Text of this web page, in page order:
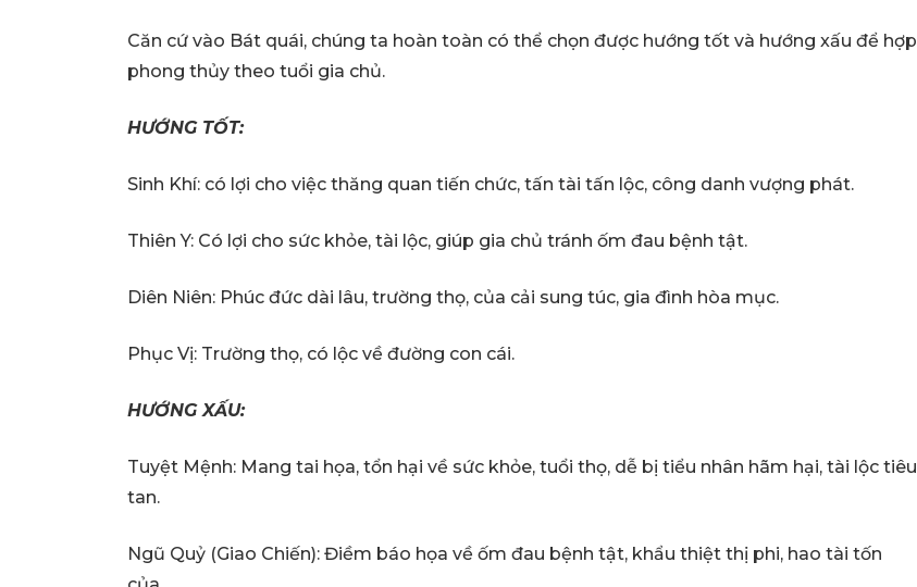
Căn cứ vào Bát quái, chúng ta hoàn toàn có thể chọn được hướng tốt và hướng xấu để hợp
phong thủy theo tuổi gia chủ.
HƯỚNG TỐT:
Sinh Khí: có lợi cho việc thăng quan tiến chức, tấn tài tấn lộc, công danh vượng phát.
Thiên Y: Có lợi cho sức khỏe, tài lộc, giúp gia chủ tránh ốm đau bệnh tật.
Diên Niên: Phúc đức dài lâu, trường thọ, của cải sung túc, gia đình hòa mục.
Phục Vị: Trường thọ, có lộc về đường con cái.
HƯỚNG XẤU:
Tuyệt Mệnh: Mang tai họa, tổn hại về sức khỏe, tuổi thọ, dễ bị tiểu nhân hãm hại, tài lộc tiêu
tan.
Ngũ Quỷ (Giao Chiến): Điềm báo họa về ốm đau bệnh tật, khẩu thiệt thị phi, hao tài tốn